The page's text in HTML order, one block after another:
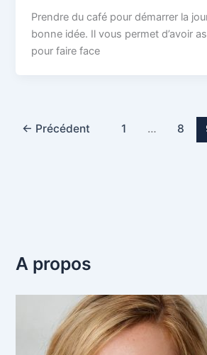
Prendre du café pour démarrer la
bonne idée. Il vous permet d’avoir
pour faire face
← Précédent 1 … 8
A propos